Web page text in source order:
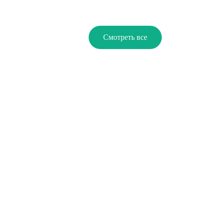
Смотреть все